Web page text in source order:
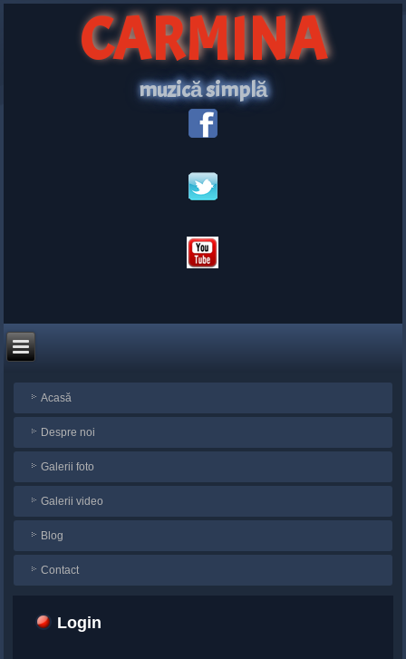
CARMINA
muzică simplă
Acasă
Despre noi
Galerii foto
Galerii video
Blog
Contact
Login